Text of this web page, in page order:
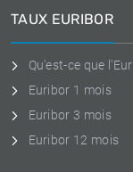
TAUX EURIBOR
Qu'est-ce que
Euribor 1 mois
Euribor 3 mois
Euribor 12 mois